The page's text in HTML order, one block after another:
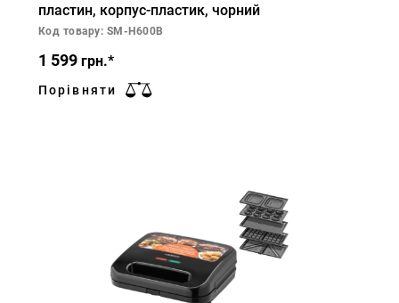
пластин, корпус-пластик, чорний
Код товару: SM-H600B
1 599 грн.*
Порівняти